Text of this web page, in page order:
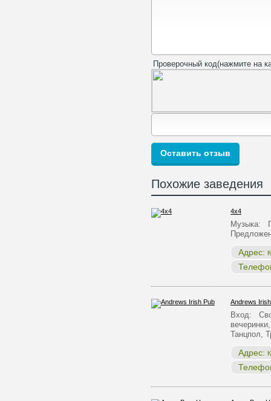
Проверочный код(нажмите на
Похожие заведения
4x4
Музыка:
Адрес:
Andrews
Вход:
Танцпол,
Адрес: